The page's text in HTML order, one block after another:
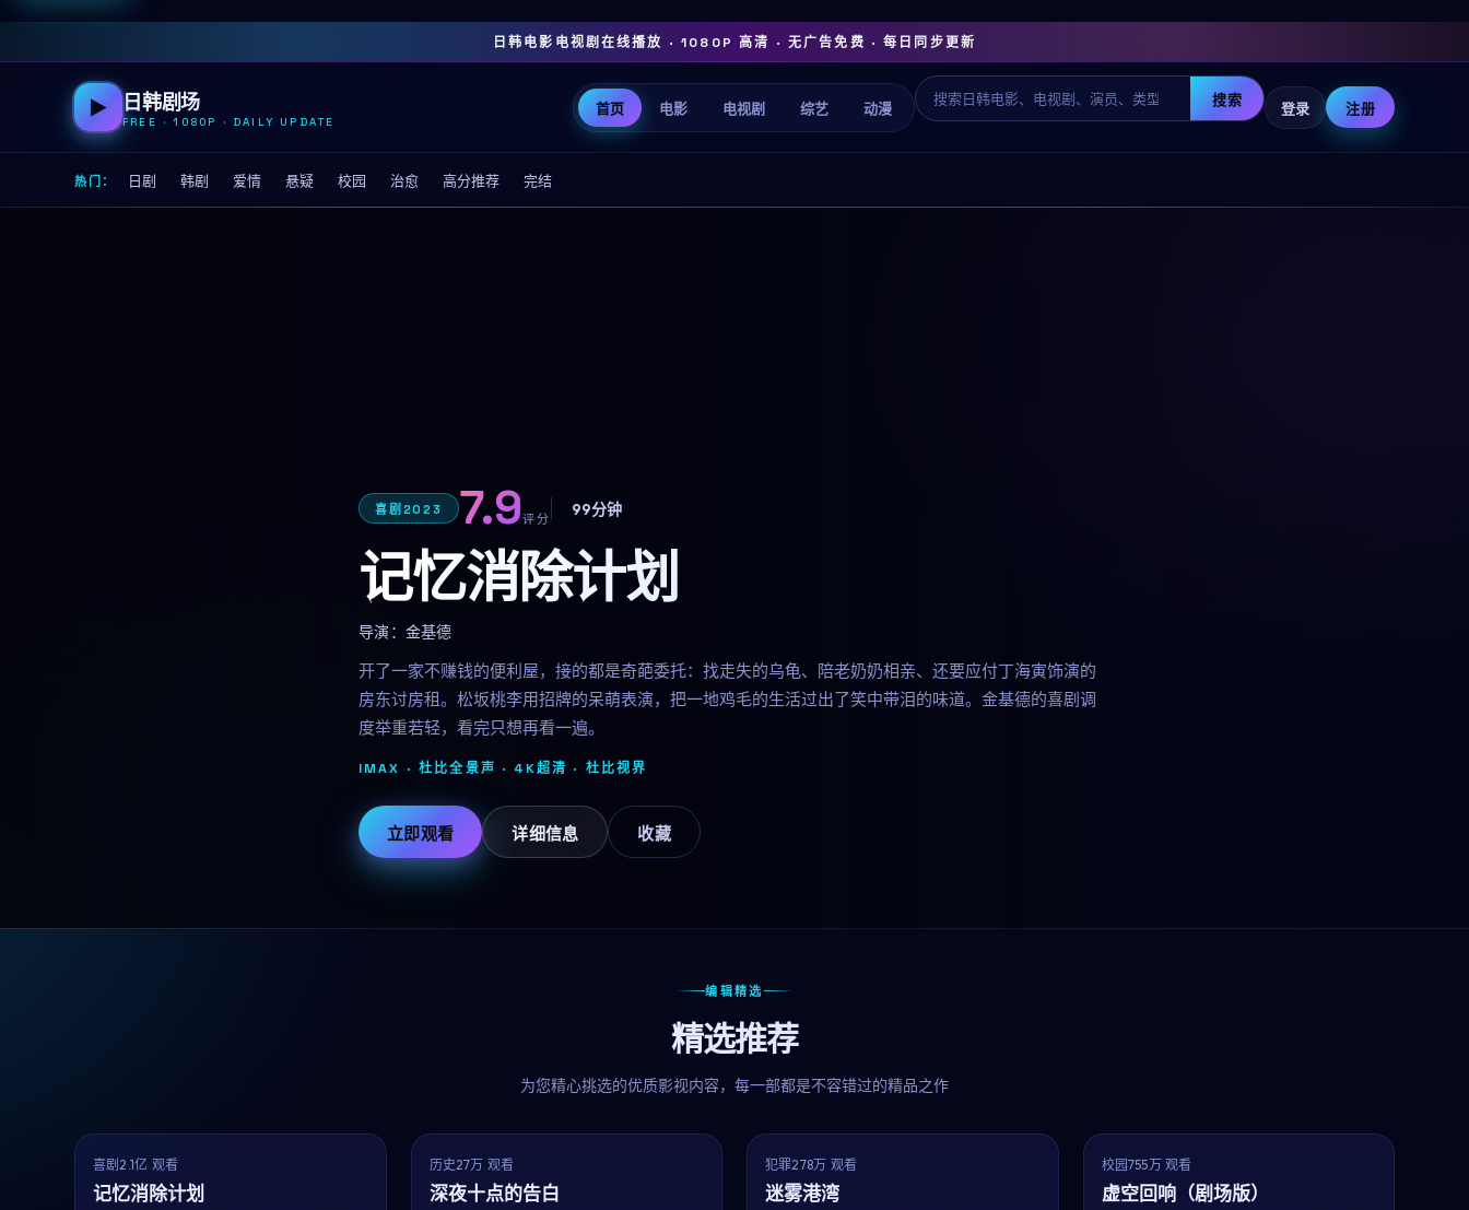
日韩电影电视剧在线播放 · 1080P 高清 · 无广告免费 · 每日同步更新
▶ 日韩剧场
FREE · 1080P · DAILY UPDATE
首页 电影 电视剧 综艺 动漫 搜索 登录 注册
热门： 日剧 韩剧 爱情 悬疑 校园 治愈 高分推荐 完结
喜剧 2023 7.9评分 99分钟
记忆消除计划
导演： 金基德
开了一家不赚钱的便利屋，接的都是奇葩委托：找走失的乌龟、陪老奶奶相亲、还要应付丁海寅饰演的
房东讨房租。松坂桃李用招牌的呆萌表演，把一地鸡毛的生活过出了笑中带泪的味道。金基德的喜剧调
度举重若轻，看完只想再看一遍。
IMAX · 杜比全景声 · 4K超清 · 杜比视界
立即观看 详细信息 收藏
编辑精选
精选推荐
为您精心挑选的优质影视内容，每一部都是不容错过的精品之作
热播
喜剧2.1亿 观看
记忆消除计划
NEW
历史27万 观看
深夜十点的告白
获奖
犯罪278万 观看
迷雾港湾
趋势
校园755万 观看
虚空回响（剧场版）